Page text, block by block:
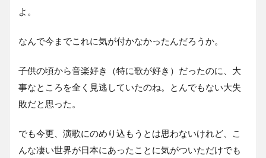
よ。
なんで今までこれに気が付かなかったんだろうか。
子供の頃から音楽好き（特に歌が好き）だったのに、大
事なところを全く見逃していたのね。とんでもない大失
敗だと思った。
でも今更、演歌にのめり込もうとは思わないけれど、こ
んな凄い世界が日本にあったことに気がついただけでも